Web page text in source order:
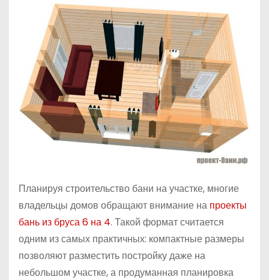
Планируя строительство бани на участке, многие
владельцы домов обращают внимание на проекты
бань из бруса 6 на 4. Такой формат считается
одним из самых практичных: компактные размеры
позволяют разместить постройку даже на
небольшом участке, а продуманная планировка